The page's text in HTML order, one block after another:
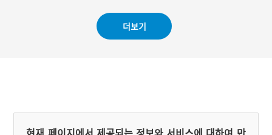
리는 의식과 함께 축문을 읽
는다. 다섯 곳에서의 제의를
마치고 나면 도깨비 바우
#강원도 장성
더보기